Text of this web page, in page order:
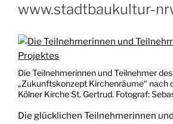
www.stadtbaukultur-
Die Teilnehmerinnen und Teilnehmer
„Zukunftskonzept Kirchenräume“ nach
Kölner Kirche St. Gertrud. Fotograf:
Die glücklichen Teilnehmerinnen